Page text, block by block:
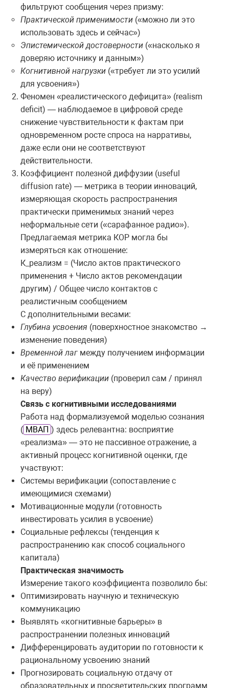
фильтруют сообщения через призму:
Практической применимости («можно ли это
использовать здесь и сейчас»)
Эпистемической достоверности («насколько я
доверяю источнику и данным»)
Когнитивной нагрузки («требует ли это усилий
для усвоения»)
Феномен «реалистического дефицита» (realism
deficit) — наблюдаемое в цифровой среде
снижение чувствительности к фактам при
одновременном росте спроса на нарративы,
даже если они не соответствуют
действительности.
Коэффициент полезной диффузии (useful
diffusion rate) — метрика в теории инноваций,
измеряющая скорость распространения
практически применимых знаний через
неформальные сети («сарафанное радио»).
Предлагаемая метрика КОР могла бы
измеряться как отношение:
К_реализм = (Число актов практического
применения + Число актов рекомендации
другим) / Общее число контактов с
реалистичным сообщением
С дополнительными весами:
Глубина усвоения (поверхностное знакомство →
изменение поведения)
Временной лаг между получением информации
и её применением
Качество верификации (проверил сам / принял
на веру)
Связь с когнитивными исследованиями
Работа над формализуемой моделью сознания
( МВАП ) здесь релевантна: восприятие
«реализма» — это не пассивное отражение, а
активный процесс когнитивной оценки, где
участвуют:
Системы верификации (сопоставление с
имеющимися схемами)
Мотивационные модули (готовность
инвестировать усилия в усвоение)
Социальные рефлексы (тенденция к
распространению как способ социального
капитала)
Практическая значимость
Измерение такого коэффициента позволило бы:
Оптимизировать научную и техническую
коммуникацию
Выявлять «когнитивные барьеры» в
распространении полезных инноваций
Дифференцировать аудитории по готовности к
рациональному усвоению знаний
Прогнозировать социальную отдачу от
образовательных и просветительских программ